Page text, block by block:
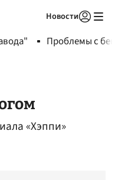
Новости
Проблемы с
«Хэппи»